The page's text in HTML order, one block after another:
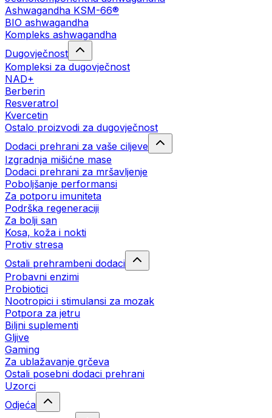
Ashwagandha KSM-66®
BIO ashwagandha
Kompleks ashwagandha
Dugovječnost
Kompleksi za dugovječnost
NAD+
Berberin
Resveratrol
Kvercetin
Ostalo proizvodi za dugovječnost
Dodaci prehrani za vaše ciljeve
Izgradnja mišićne mase
Dodaci prehrani za mršavljenje
Poboljšanje performansi
Za potporu imuniteta
Podrška regeneraciji
Za bolji san
Kosa, koža i nokti
Protiv stresa
Ostali prehrambeni dodaci
Probavni enzimi
Probiotici
Nootropici i stimulansi za mozak
Potpora za jetru
Biljni suplementi
Gljive
Gaming
Za ublažavanje grčeva
Ostali posebni dodaci prehrani
Uzorci
Odjeća